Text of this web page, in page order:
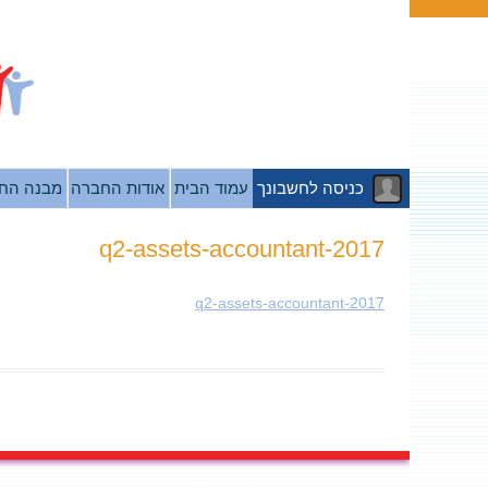
כניסה לחשבונך עמוד הבית אודות החברה מבנה
2017-q2-assets-accountant
2017-q2-assets-accountant